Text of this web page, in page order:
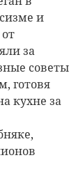
и
за
советы
готовя
кухне за